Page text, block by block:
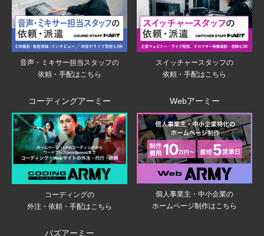
音声・ミキサー担当スタッフの
依頼・手配はこちら
スイッチャースタッフの
依頼・手配はこちら
コーディングアーミー
コーディングの
外注・依頼・手配はこちら
Webアーミー
個人事業主・中小企業の
ホームページ制作はこちら
バズアーミー